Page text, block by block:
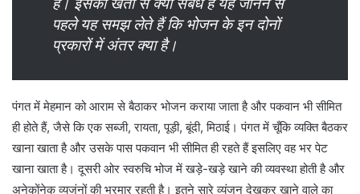
हैं। इसका खेती से क्या संबंध है यह जानने से
पहले यह समझ लेते हैं कि भोजन के इन दोनों
प्रकारों में अंतर क्या है।
पंगत में मेहमान को आराम से बैठाकर भोजन कराया जाता है और पकवान भी सीमित
ही होते हैं, जैसे कि एक सब्जी, रायता, पूड़ी, बूंदी, मिठाई। पंगत में चूँकि व्यक्ति बैठकर
खाना खाता है और उसके पास पकवान भी सीमित ही रहते हैं इसलिए वह भर पेट
खाना खाता है। दूसरी ओर स्वरुचि भोज में खड़े-खड़े खाने की व्यवस्था होती है और
अनेकोंनेक व्यजंनों की भरमार रहती है। इतने सारे व्यंजन देखकर खाने वाले का